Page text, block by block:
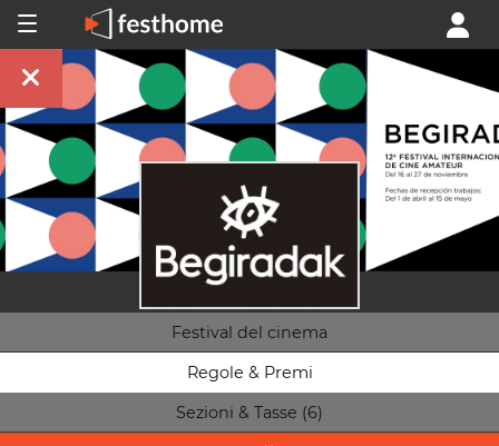
Festival del cinema
Regole & Premi
Sezioni & Tasse (6)